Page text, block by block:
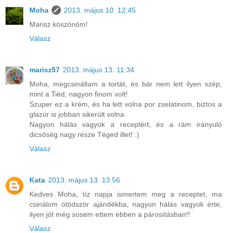
Moha
2013. május 10. 12:45
Marisz köszönöm!
Válasz
marisz57 2013. május 13. 11:34
Moha, megcsináltam a tortát, és bár nem lett ilyen szép,
mint a Tiéd, nagyon finom volt!
Szuper ez a krém, és ha lett volna por zselatinom, biztos a
glazúr is jobban sikerült volna.
Nagyon hálás vagyok a receptért, és a rám irányuló
dicsőség nagy része Téged illet! :)
Válasz
Kata 2013. május 13. 13:56
Kedves Moha, tíz napja ismertem meg a receptet, ma
csinálom ötödször ajándékba, nagyon hálás vagyok érte,
ilyen jót még sosem ettem ebben a párosításban!!
Válasz